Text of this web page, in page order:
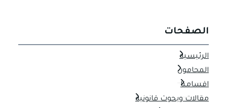
الصفحات
الرئيسية
المحامون
اقسامنا
مقالات وبحوث قانونية